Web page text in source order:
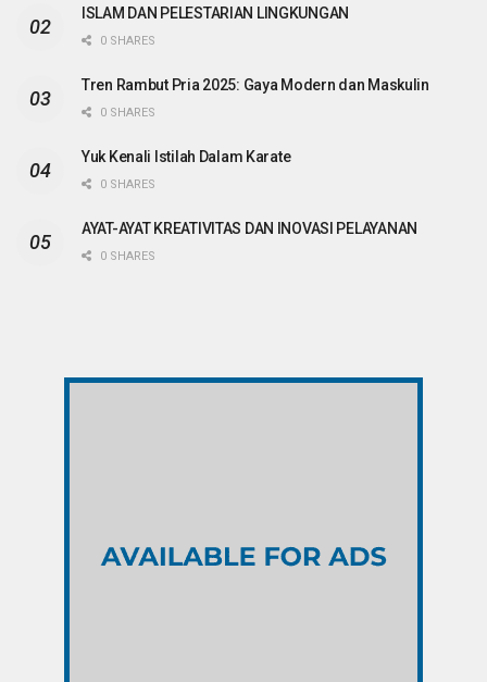
ISLAM DAN PELESTARIAN LINGKUNGAN
0 SHARES
Tren Rambut Pria 2025: Gaya Modern dan Maskulin
0 SHARES
Yuk Kenali Istilah Dalam Karate
0 SHARES
AYAT-AYAT KREATIVITAS DAN INOVASI PELAYANAN
0 SHARES